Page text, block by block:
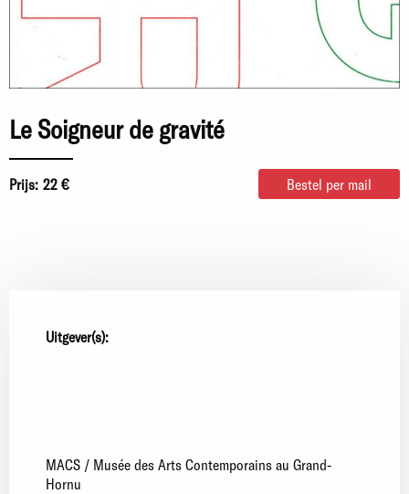
Le Soigneur de gravité
Prijs: 22 € Bestel per mail
Uitgever(s):
MACS / Musée des Arts Contemporains au Grand-
Hornu